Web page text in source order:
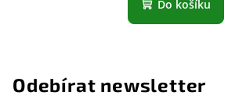
Do košíku
Odebírat newsletter